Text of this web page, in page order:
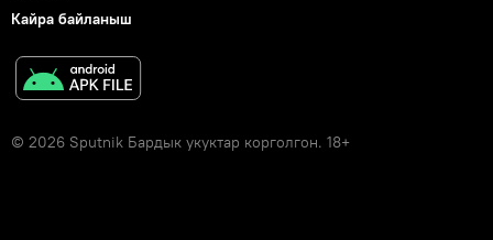
Кайра байланыш
© 2026 Sputnik Бардык укуктар корголгон. 18+